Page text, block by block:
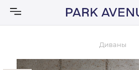
Аксессуары
Диваны